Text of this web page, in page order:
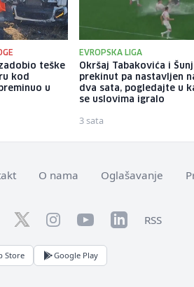
teške
kod
u
EVROPSKA LIGA
Okršaj Tabakovića i
prekinut pa nastavljen
dva sata, pogledajte u
se uslovima igralo
3 sata
O nama Oglašavanje
TwitterInstagramYouTubeLinkedInRSS
Store Google Play